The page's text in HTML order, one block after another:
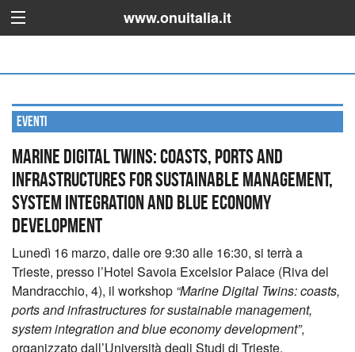
www.onuitalia.it
Eventi
MARINE DIGITAL TWINS: COASTS, PORTS AND
INFRASTRUCTURES FOR SUSTAINABLE MANAGEMENT,
SYSTEM INTEGRATION AND BLUE ECONOMY
DEVELOPMENT
Lunedì 16 marzo, dalle ore 9:30 alle 16:30, si terrà a
Trieste, presso l’Hotel Savoia Excelsior Palace (Riva del
Mandracchio, 4), il workshop “Marine Digital Twins: coasts,
ports and infrastructures for sustainable management,
system integration and blue economy development”,
organizzato dall’Università degli Studi di Trieste.